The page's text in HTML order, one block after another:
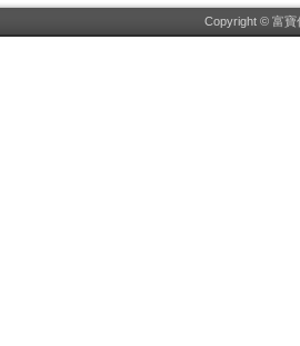
Copyright © 富寶